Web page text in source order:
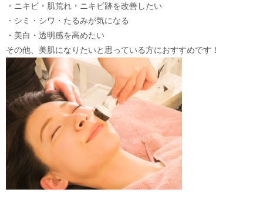
・ニキビ・肌荒れ・ニキビ跡を改善したい
・シミ・シワ・たるみが気になる
・美白・透明感を高めたい
その他、美肌になりたいと思っている方におすすめです！